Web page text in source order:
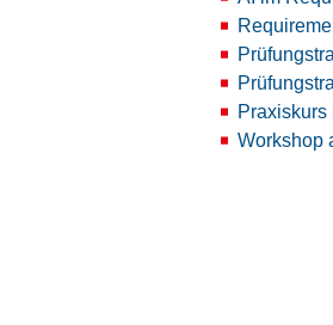
Praxiskurs
Workshop